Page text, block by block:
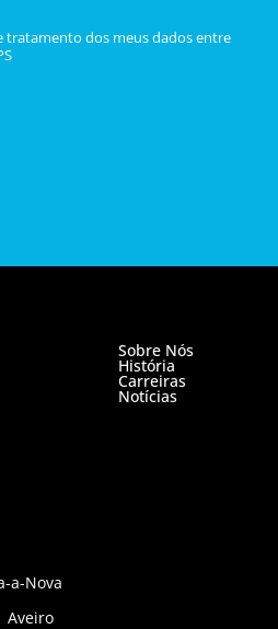
tratamento dos meus dados entre
Sobre Nós
História
Carreiras
Notícias
a-Nova
Aveiro